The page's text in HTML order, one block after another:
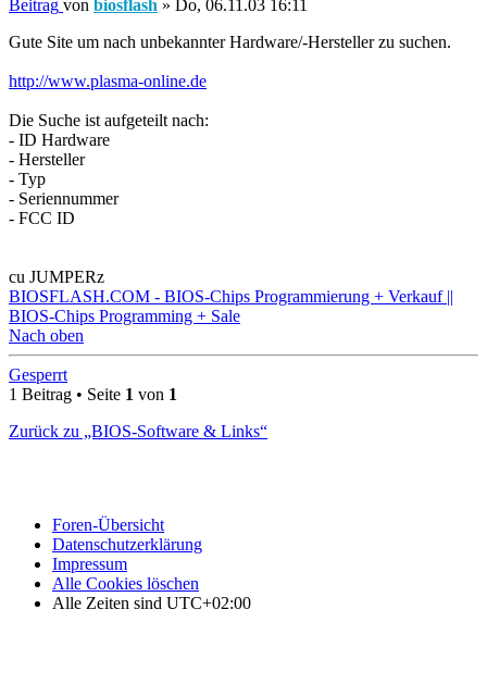
Beitrag von biosflash » Do, 06.11.03 16:11
Gute Site um nach unbekannter Hardware/-Hersteller zu suchen.
http://www.plasma-online.de
Die Suche ist aufgeteilt nach:
- ID Hardware
- Hersteller
- Typ
- Seriennummer
- FCC ID
cu JUMPERz
BIOSFLASH.COM - BIOS-Chips Programmierung + Verkauf ||
BIOS-Chips Programming + Sale
Nach oben
Gesperrt
1 Beitrag • Seite 1 von 1
Zurück zu „BIOS-Software & Links“
Foren-Übersicht
Datenschutzerklärung
Impressum
Alle Cookies löschen
Alle Zeiten sind UTC+02:00